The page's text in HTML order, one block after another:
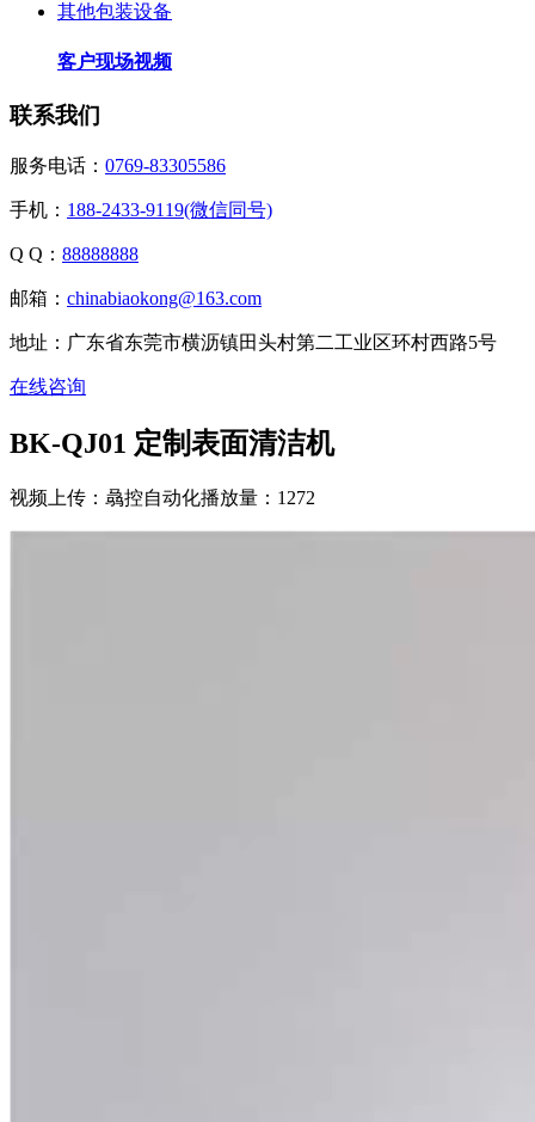
其他包装设备
客户现场视频
联系我们
服务电话： 0769-83305586
手机： 188-2433-9119(微信同号)
Q Q： 88888888
邮箱： chinabiaokong@163.com
地址：广东省东莞市横沥镇田头村第二工业区环村西路5号
在线咨询
BK-QJ01 定制表面清洁机
视频上传：骉控自动化播放量：1272